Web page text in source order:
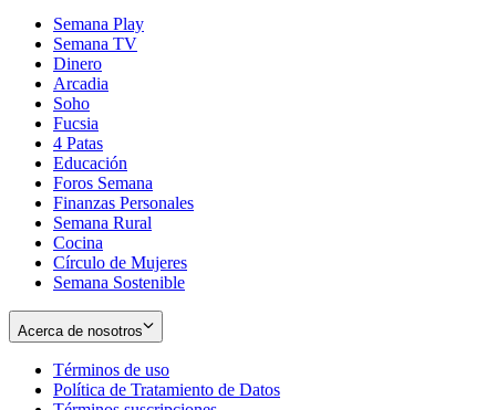
Semana Play
Semana TV
Dinero
Arcadia
Soho
in
new
window
Fucsia
in
new
window
4 Patas
Educación
Foros Semana
Finanzas Personales
Semana Rural
Cocina
Círculo de Mujeres
Semana Sostenible
Acerca de nosotros
Términos de uso
in
Política de Tratamiento de Datos